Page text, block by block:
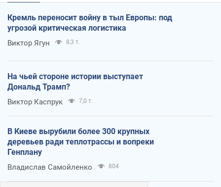
Кремль переносит войну в тыл Европы: под
угрозой критическая логистика
Виктор Ягун 8,3 т.
На чьей стороне истории выступает
Дональд Трамп?
Виктор Каспрук 7,0 т.
В Киеве вырубили более 300 крупных
деревьев ради теплотрассы и вопреки
Генплану
Владислав Самойленко 804